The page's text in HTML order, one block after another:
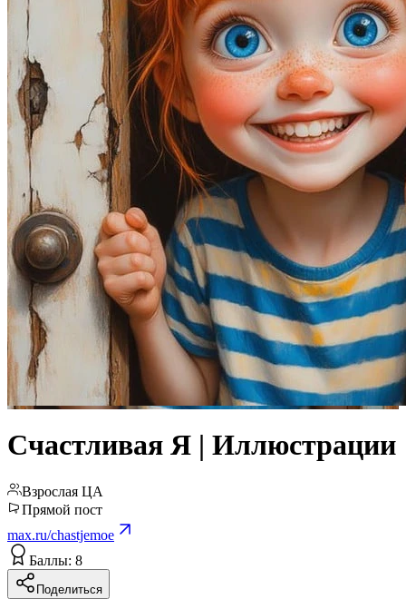
Счастливая Я | Иллюстрации
Взрослая ЦА
Прямой пост
max.ru/chastjemoe
Баллы: 8
Поделиться